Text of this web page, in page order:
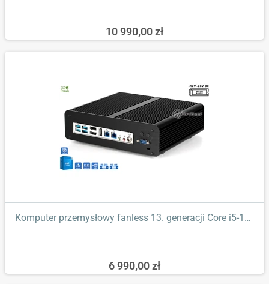
10 990,00 zł
Komputer przemysłowy fanless 13. generacji Core i5-13500T 3,20GHz...
6 990,00 zł